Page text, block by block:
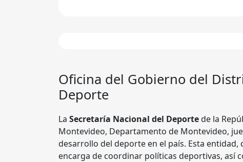
Oficina del Gobierno del
Deporte
La Secretaría Nacional del Deportede la
Montevideo, Departamento de Montevideo,
desarrollo del deporte en el país. Esta
encarga de coordinar políticas deportivas, así